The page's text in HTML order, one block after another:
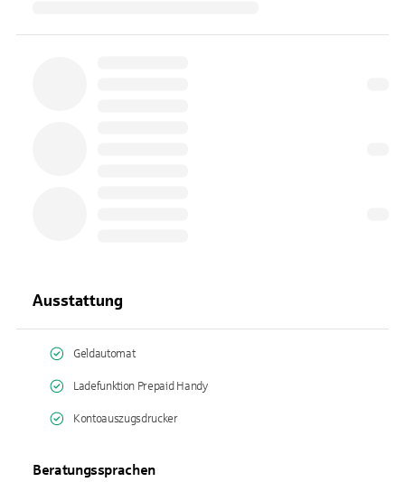
Ausstattung
Geldautomat
Ladefunktion Prepaid Handy
Kontoauszugsdrucker
Beratungssprachen